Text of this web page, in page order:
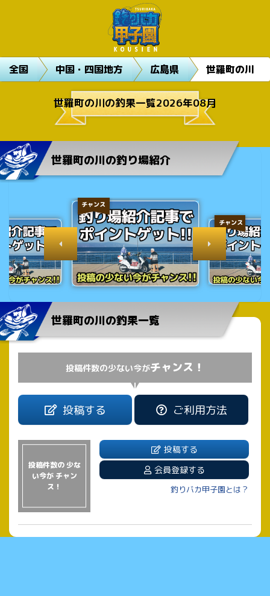
全国 中国・四国地方 広島県 世羅町の川
世羅町の川の釣果一覧2026年08月
世羅町の川の釣り場紹介
チャンス
チャンス
世羅町の川の釣果一覧
投稿件数の少ない今がチャンス！
投稿する ご利用方法
投稿件数の 少な
い今が チャン
ス！
投稿する
会員登録する
釣りバカ甲子園とは？